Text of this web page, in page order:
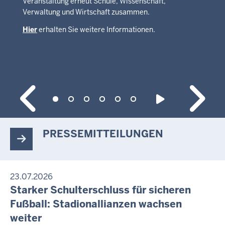
Verwaltung und Wirtschaft zusammen.
Hiererhalten Sie weitere Informationen.
PRESSEMITTEILUNGEN
23.07.2026
Starker Schulterschluss für sicheren
Fußball: Stadionallianzen wachsen
weiter